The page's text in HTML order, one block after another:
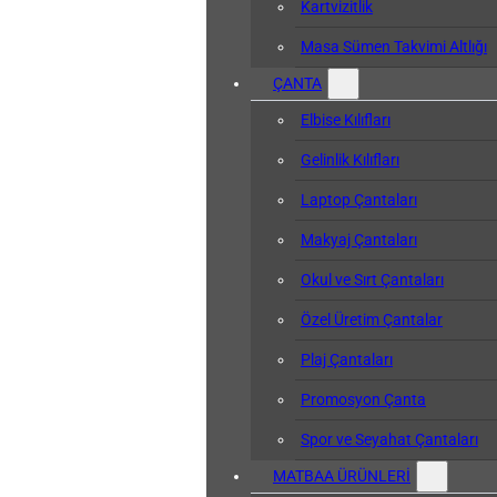
Kartvizitlik
Masa Sümen Takvimi Altlığı
ÇANTA
Elbise Kılıfları
Gelinlik Kılıfları
Laptop Çantaları
Makyaj Çantaları
Okul ve Sırt Çantaları
Özel Üretim Çantalar
Plaj Çantaları
Promosyon Çanta
Spor ve Seyahat Çantaları
MATBAA ÜRÜNLERİ